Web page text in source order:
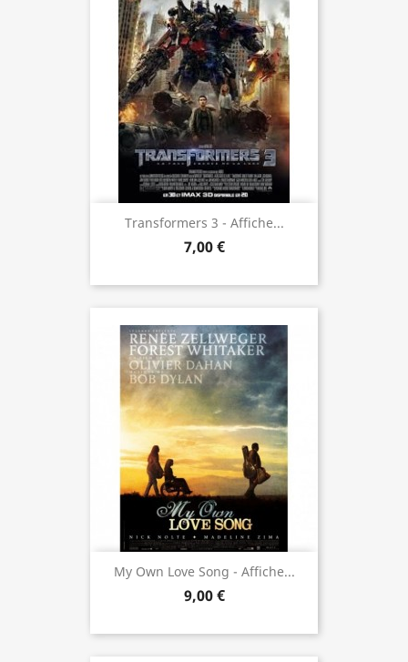
Transformers 3 - Affiche...
7,00 €
My Own Love Song - Affiche...
9,00 €